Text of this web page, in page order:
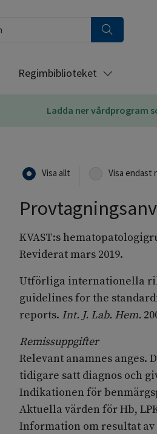
Regimbiblioteket
Ladda ner vårdprogram
Visa allt Visa endast
KVAST:s
Reviderat mars 2019.
Utförliga internationella
guidelines for the
reports. Int. J. Lab. Hem.
Remissuppgifter
Relevant anamnes anges.
tidigare satt diagnos och
Indikationen för
Aktuella värden för Hb,
Information om resultat av